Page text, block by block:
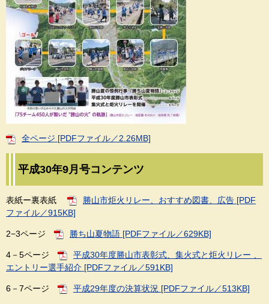
全ページ [PDFファイル／2.26MB]
平成30年9月号コンテンツ
表紙ー裏表紙
勝山市炬火リレー、おすすめ図書、広告 [PDF
ファイル／915KB]
2−3ページ 勝ち山夏物語 [PDFファイル／629KB]
4－5ページ
平成30年度勝山市表彰式、集火式と炬火リレー 、
エントリー選手紹介 [PDFファイル／591KB]
6－7ページ 平成29年度の決算状況 [PDFファイル／513KB]